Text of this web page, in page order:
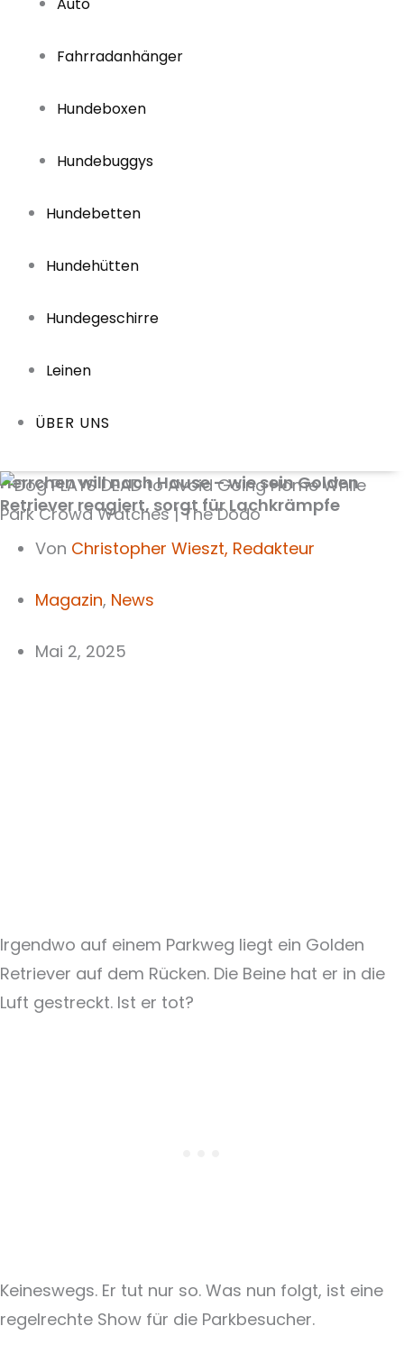
Fahrradanhänger
Hundeboxen
Hundebuggys
Hundebetten
Hundehütten
Hundegeschirre
Leinen
ÜBER UNS
Herrchen will nach Hause – wie sein Golden
Retriever reagiert, sorgt für Lachkrämpfe
Von Christopher Wieszt, Redakteur
Magazin, News
Mai 2, 2025
Irgendwo auf einem Parkweg liegt ein Golden
Retriever auf dem Rücken. Die Beine hat er in die
Luft gestreckt. Ist er tot?
Keineswegs. Er tut nur so. Was nun folgt, ist eine
regelrechte Show für die Parkbesucher.